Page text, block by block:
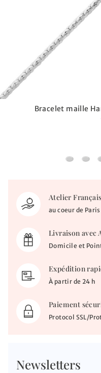
Bracelet maille
Bracelet
Atelier Français
au coeur de Paris
Livraison avec
Domicile et
Expédition
À partir de 24 h
Paiement
Protocol SSL/
Newsletters